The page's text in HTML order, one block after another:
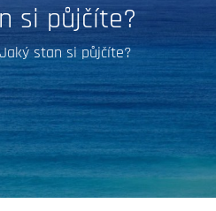
si půjčíte?
Jaký stan si půjčíte?